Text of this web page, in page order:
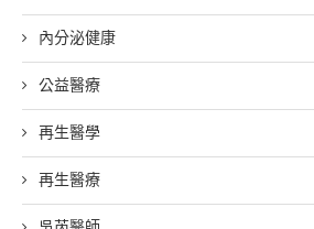
內分泌健康
公益醫療
再生醫學
再生醫療